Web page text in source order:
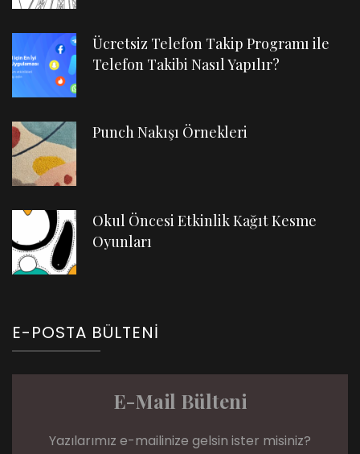
Ücretsiz Telefon Takip Programı ile
Telefon Takibi Nasıl Yapılır?
Punch Nakışı Örnekleri
Okul Öncesi Etkinlik Kağıt Kesme
Oyunları
E-POSTA BÜLTENI
E-Mail Bülteni
Yazılarımız e-mailinize gelsin ister misiniz?